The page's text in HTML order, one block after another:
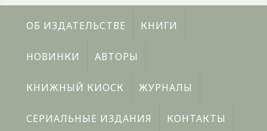
ОБ ИЗДАТЕЛЬСТВЕ КНИГИ
НОВИНКИ АВТОРЫ
КНИЖНЫЙ КИОСК ЖУРНАЛЫ
СЕРИАЛЬНЫЕ ИЗДАНИЯ КОНТАКТЫ